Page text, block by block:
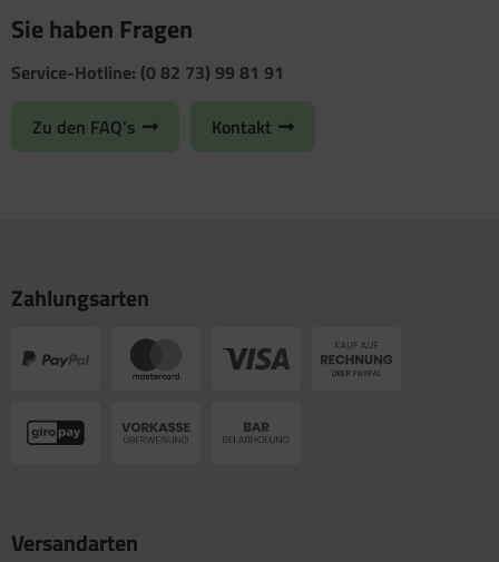
Sie haben Fragen
Service-Hotline: (0 82 73) 99 81 91
Zu den FAQ's Kontakt
Zahlungsarten
Versandarten